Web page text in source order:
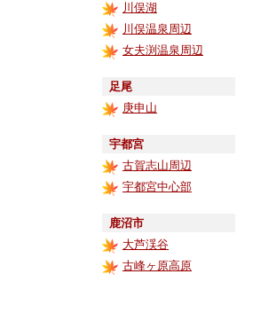
川俣湖
川俣温泉周辺
女夫渕温泉周辺
足尾
庚申山
宇都宮
古賀志山周辺
宇都宮中心部
鹿沼市
大芦渓谷
古峰ヶ原高原